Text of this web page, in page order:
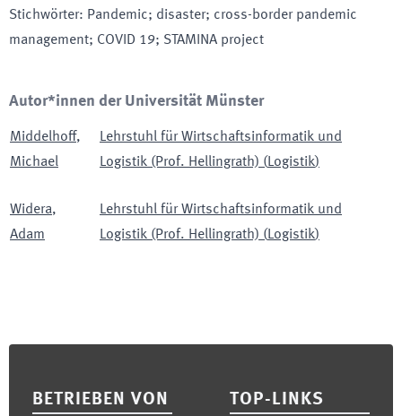
Stichwörter: Pandemic; disaster; cross-border pandemic
management; COVID 19; STAMINA project
Autor*innen der Universität Münster
Middelhoff,
Michael
Lehrstuhl für Wirtschaftsinformatik und
Logistik (Prof. Hellingrath) (Logistik)
Widera,
Adam
Lehrstuhl für Wirtschaftsinformatik und
Logistik (Prof. Hellingrath) (Logistik)
BETRIEBEN VON TOP-LINKS